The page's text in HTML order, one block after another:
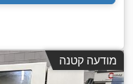
מודעה קטנה